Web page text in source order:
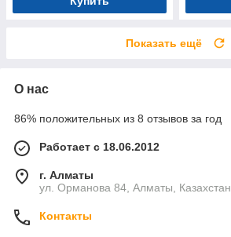
Показать ещё
О нас
86% положительных из 8 отзывов за год
Работает с 18.06.2012
г. Алматы
ул. Орманова 84, Алматы, Казахстан
Контакты